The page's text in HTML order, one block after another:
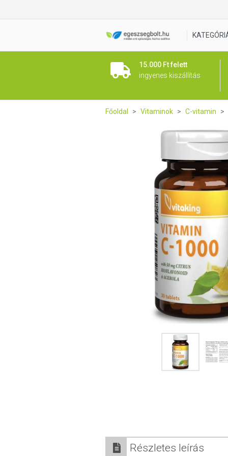
15.000 Ft felett
ingyenes kiszállítás
Főoldal Vitaminok C-vitamin
Részletes leírás